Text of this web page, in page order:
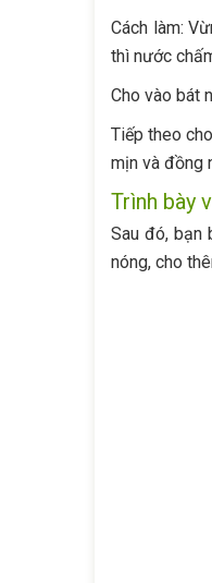
Cách làm:
thì nước
Cho vào bát
Tiếp theo
mịn và đồng
Trình bày
Sau đó, bạn
nóng, cho